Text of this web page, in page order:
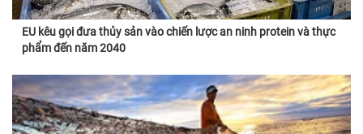
EU kêu gọi đưa thủy sản vào chiến lược an ninh protein và thực
phẩm đến năm 2040